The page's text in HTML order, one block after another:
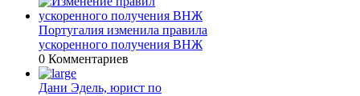
Португалия изменила правила
ускоренного получения ВНЖ
0 Комментариев
Дани Эдель, юрист по